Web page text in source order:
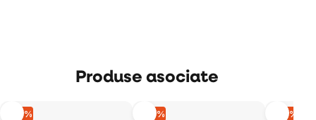
Produse asociate
–10 % –10 % –10 %